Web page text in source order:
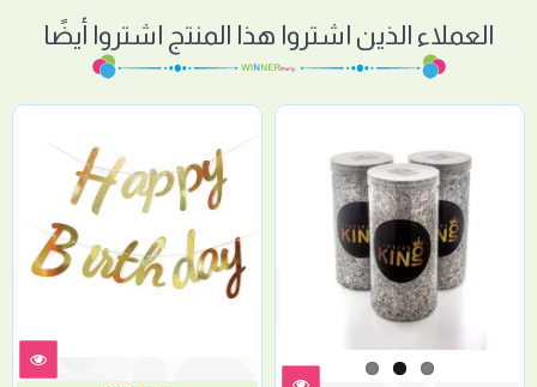
العملاء الذين اشتروا هذا المنتج اشتروا أيضًا